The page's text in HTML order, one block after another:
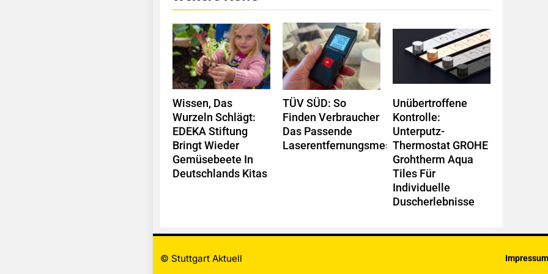
Wissen, Das
Wurzeln Schlägt:
EDEKA Stiftung
Bringt Wieder
Gemüsebeete In
Deutschlands Kitas
TÜV SÜD: So
Finden Verbraucher
Das Passende
Laserentfernungsmessgerät
Unübertroffene
Kontrolle:
Unterputz-
Thermostat GROHE
Grohtherm Aqua
Tiles Für
Individuelle
Duscherlebnisse
© Stuttgart Aktuell Impressum